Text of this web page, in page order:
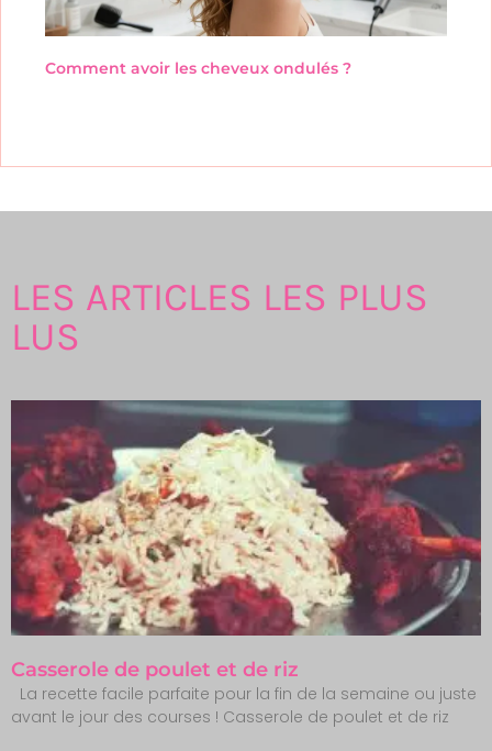
Comment avoir les cheveux ondulés ?
LES ARTICLES LES PLUS
LUS
Casserole de poulet et de riz
La recette facile parfaite pour la fin de la semaine ou juste
avant le jour des courses ! Casserole de poulet et de riz